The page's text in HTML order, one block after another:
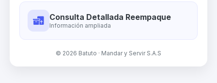
Consulta Detallada Reempaque
Información ampliada
© 2026 Batuto · Mandar y Servir S.A.S